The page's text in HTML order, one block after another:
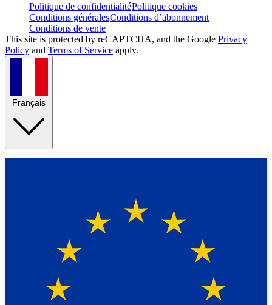
Politique de confidentialitéPolitique cookies
Conditions généralesConditions d’abonnement
Conditions de vente
This site is protected by reCAPTCHA, and the Google Privacy
Policy and Terms of Service apply.
Français